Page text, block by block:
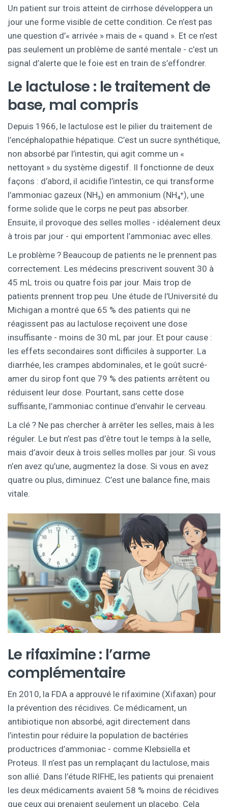
Un patient sur trois atteint de cirrhose développera un
jour une forme visible de cette condition. Ce n’est pas
une question d’« arrivée » mais de « quand ». Et ce n’est
pas seulement un problème de santé mentale - c’est un
signal d’alerte que le foie est en train de s’effondrer.
Le lactulose : le traitement de
base, mal compris
Depuis 1966, le lactulose est le pilier du traitement de
l’encéphalopathie hépatique. C’est un sucre synthétique,
non absorbé par l’intestin, qui agit comme un «
nettoyant » du système digestif. Il fonctionne de deux
façons : d’abord, il acidifie l’intestin, ce qui transforme
l’ammoniac gazeux (NH₃) en ammonium (NH₄⁺), une
forme solide que le corps ne peut pas absorber.
Ensuite, il provoque des selles molles - idéalement deux
à trois par jour - qui emportent l’ammoniac avec elles.
Le problème ? Beaucoup de patients ne le prennent pas
correctement. Les médecins prescrivent souvent 30 à
45 mL trois ou quatre fois par jour. Mais trop de
patients prennent trop peu. Une étude de l’Université du
Michigan a montré que 65 % des patients qui ne
réagissent pas au lactulose reçoivent une dose
insuffisante - moins de 30 mL par jour. Et pour cause :
les effets secondaires sont difficiles à supporter. La
diarrhée, les crampes abdominales, et le goût sucré-
amer du sirop font que 79 % des patients arrêtent ou
réduisent leur dose. Pourtant, sans cette dose
suffisante, l’ammoniac continue d’envahir le cerveau.
La clé ? Ne pas chercher à arrêter les selles, mais à les
réguler. Le but n’est pas d’être tout le temps à la selle,
mais d’avoir deux à trois selles molles par jour. Si vous
n’en avez qu’une, augmentez la dose. Si vous en avez
quatre ou plus, diminuez. C’est une balance fine, mais
vitale.
Le rifaximine : l’arme
complémentaire
En 2010, la FDA a approuvé le rifaximine (Xifaxan) pour
la prévention des récidives. Ce médicament, un
antibiotique non absorbé, agit directement dans
l’intestin pour réduire la population de bactéries
productrices d’ammoniac - comme Klebsiella et
Proteus. Il n’est pas un remplaçant du lactulose, mais
son allié. Dans l’étude RIFHE, les patients qui prenaient
les deux médicaments avaient 58 % moins de récidives
que ceux qui prenaient seulement un placebo. Cela